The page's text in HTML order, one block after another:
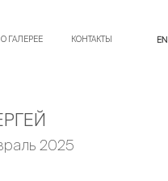
О ГАЛЕРЕЕ КОНТАКТЫ
2025